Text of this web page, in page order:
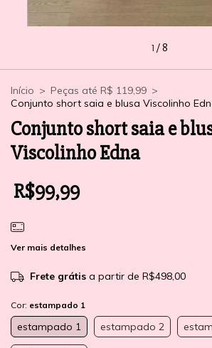
1 /8
Início > Peças até R$ 119,99 >
Conjunto short saia e blusa Viscolinho
Conjunto short saia e
Viscolinho Edna
R$99,99
Ver mais detalhes
Frete grátis a partir de R$498,00
Cor: estampado 1
estampado 1 estampado 2